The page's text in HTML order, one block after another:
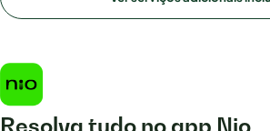
Resolva tudo no app Nio